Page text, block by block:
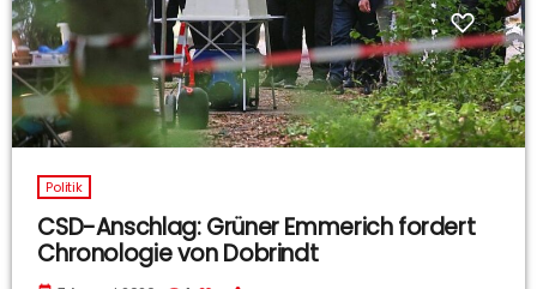
Politik
CSD-Anschlag: Grüner Emmerich fordert
Chronologie von Dobrindt